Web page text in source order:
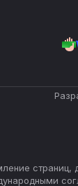
страниц,